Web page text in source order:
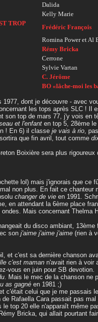
Dalida
Kelly Marie
TROP
Frédéric François
Romina Power et Al
Rémy Bricka
Cerrone
Sylvie Vartan
C. Jérôme
BO «lâche-moi les
dont je découvre - avec
les tops après SLC ! Il
son top de mars 77, j'y vois en
et l'enfant en top 5, 28ème
! En 6) il classe je vais à rio,
que fin avril, tout comme
Boixière sera plus rigoureux
lol) mais j'ignorais que ce
non plus. En fait ce chanteur
changer de vie en 1991.
en attendant la 6ème place
Mais concernant Thelma
du disco ambiant, 13ème
son j'aime j'aime j'aime (rien à
et c'est sa dernière chanson
c'est maman n'avait rien à voir
vous en juin pour SB devotion.
. Mais le mec de la chanson ne
as gagné en 1981 ;)
c'était celui que je me passais
Rafaella Cara passait pas
top 20 elle n'apparaît même
Bricka, qui allait pourtant